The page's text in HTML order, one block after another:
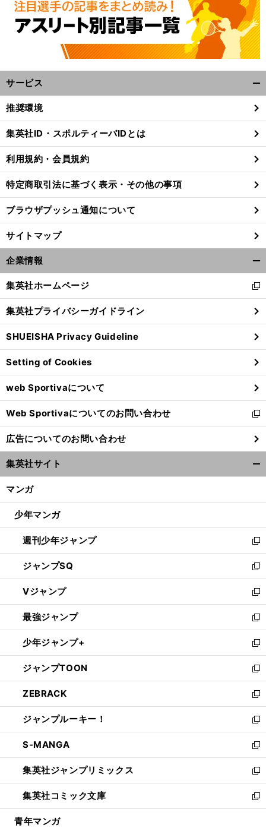
サービス
閉
る
推奨環境
集英社ID・スポルティーバIDとは
利用規約・会員規約
特定商取引法に基づく表示・その他の事項
ブラウザプッシュ通知について
サイトマップ
企業情報
閉
る
集英社ホームページ
新
し
い
ウ
ィ
ン
ド
ウ
で
開
く
集英社プライバシーガイドライン
SHUEISHA Privacy Guideline
Setting of Cookies
web Sportivaについて
Web Sportivaについてのお問い合わせ
新
し
い
ウ
ィ
ン
ウ
開
く
広告についてのお問い合わせ
集英社サイト
マンガ
少年マンガ
週刊少年ジャンプ
新
し
い
ウ
ィ
ン
ド
ウ
で
開
く
ジャンプSQ
新
し
い
ウ
ィ
ン
ド
ウ
で
開
く
Vジャンプ
新
し
い
ウ
ィ
ン
ド
ウ
で
開
く
最強ジャンプ
新
し
い
ウ
ィ
ン
ド
ウ
で
開
く
少年ジャンプ+
新
し
い
ウ
ィ
ン
ド
ウ
で
開
く
ジャンプTOON
新
し
い
ウ
ィ
ン
ド
ウ
で
開
く
ZEBRACK
新
し
い
ウ
ィ
ン
ド
ウ
で
開
ジャンプルーキー！
新
し
い
ウ
ィ
ン
ド
ウ
S-MANGA
新
し
い
ウ
ィ
ン
集英社ジャンプリミックス
新
し
い
ウ
集英社コミック文庫
新
し
青年マンガ